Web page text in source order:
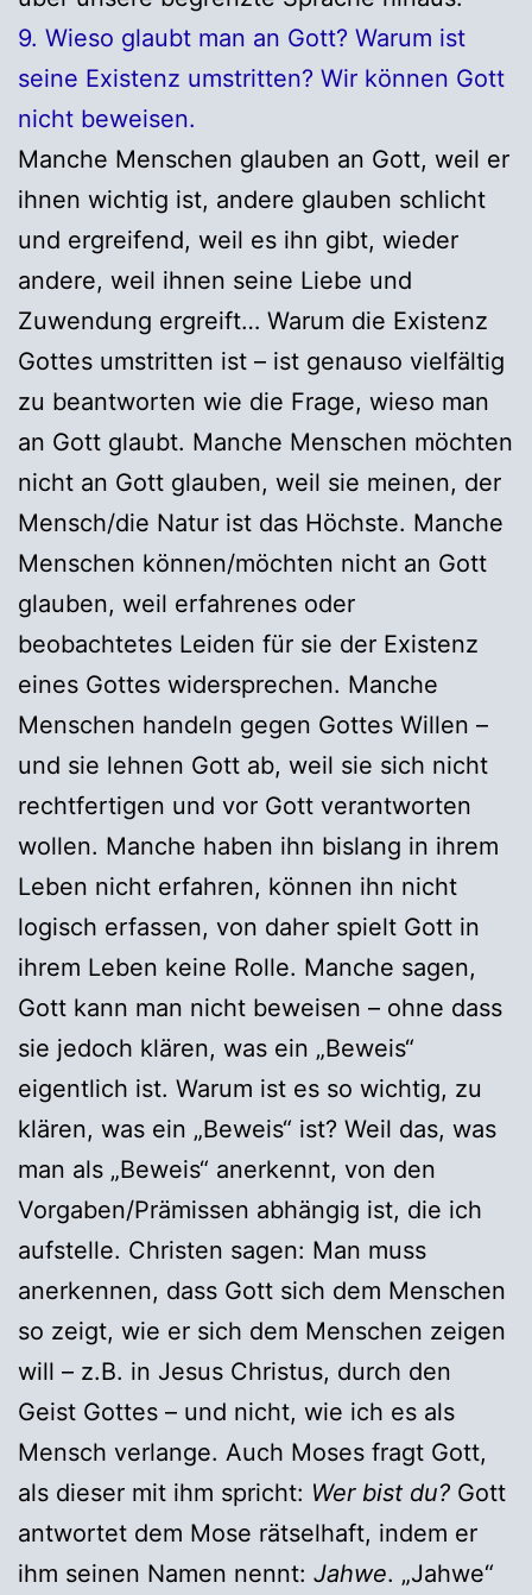
9. Wieso glaubt man an Gott? Warum ist
seine Existenz umstritten? Wir können Gott
nicht beweisen.
Manche Menschen glauben an Gott, weil er
ihnen wichtig ist, andere glauben schlicht
und ergreifend, weil es ihn gibt, wieder
andere, weil ihnen seine Liebe und
Zuwendung ergreift… Warum die Existenz
Gottes umstritten ist – ist genauso vielfältig
zu beantworten wie die Frage, wieso man
an Gott glaubt. Manche Menschen möchten
nicht an Gott glauben, weil sie meinen, der
Mensch/die Natur ist das Höchste. Manche
Menschen können/möchten nicht an Gott
glauben, weil erfahrenes oder
beobachtetes Leiden für sie der Existenz
eines Gottes widersprechen. Manche
Menschen handeln gegen Gottes Willen –
und sie lehnen Gott ab, weil sie sich nicht
rechtfertigen und vor Gott verantworten
wollen. Manche haben ihn bislang in ihrem
Leben nicht erfahren, können ihn nicht
logisch erfassen, von daher spielt Gott in
ihrem Leben keine Rolle. Manche sagen,
Gott kann man nicht beweisen – ohne dass
sie jedoch klären, was ein „Beweis“
eigentlich ist. Warum ist es so wichtig, zu
klären, was ein „Beweis“ ist? Weil das, was
man als „Beweis“ anerkennt, von den
Vorgaben/Prämissen abhängig ist, die ich
aufstelle. Christen sagen: Man muss
anerkennen, dass Gott sich dem Menschen
so zeigt, wie er sich dem Menschen zeigen
will – z.B. in Jesus Christus, durch den
Geist Gottes – und nicht, wie ich es als
Mensch verlange. Auch Moses fragt Gott,
als dieser mit ihm spricht: Wer bist du? Gott
antwortet dem Mose rätselhaft, indem er
ihm seinen Namen nennt: Jahwe. „Jahwe“